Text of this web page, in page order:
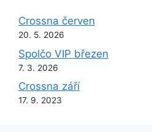
Crossna červen
20. 5. 2026
Spolčo VIP březen
7. 3. 2026
Crossna září
17. 9. 2023